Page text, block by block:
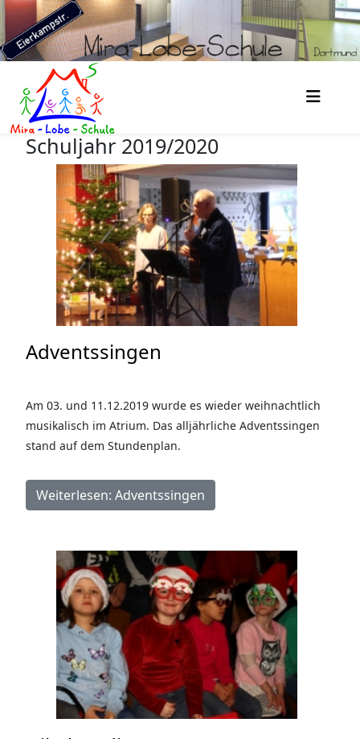
Schuljahr 2019/2020
Adventssingen
Am 03. und 11.12.2019 wurde es wieder weihnachtlich
musikalisch im Atrium. Das alljährliche Adventssingen
stand auf dem Stundenplan.
Weiterlesen: Adventssingen